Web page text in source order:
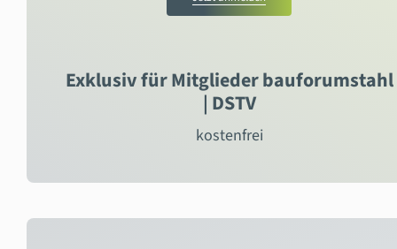
Exklusiv für Mitglieder bauforumstahl
| DSTV
kostenfrei